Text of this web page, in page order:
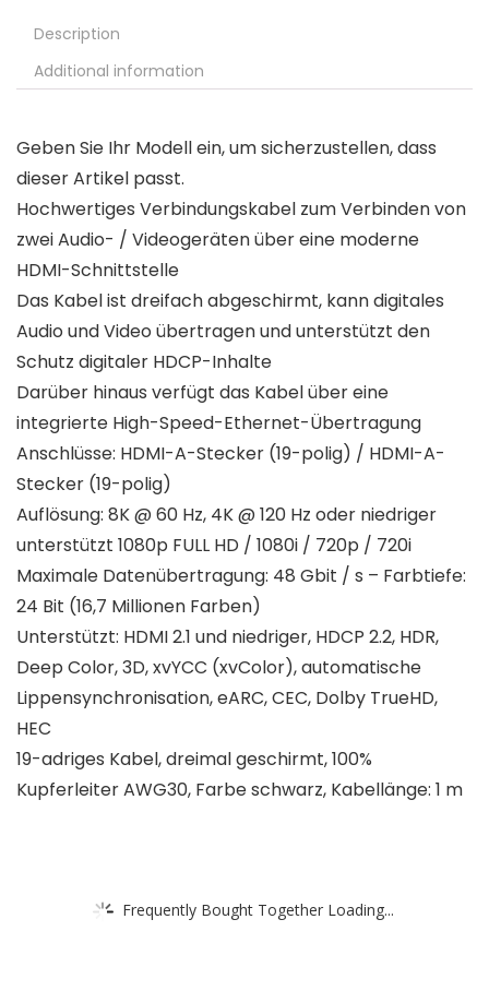
Description
Additional information
Geben Sie Ihr Modell ein, um sicherzustellen, dass
dieser Artikel passt.
Hochwertiges Verbindungskabel zum Verbinden von
zwei Audio- / Videogeräten über eine moderne
HDMI-Schnittstelle
Das Kabel ist dreifach abgeschirmt, kann digitales
Audio und Video übertragen und unterstützt den
Schutz digitaler HDCP-Inhalte
Darüber hinaus verfügt das Kabel über eine
integrierte High-Speed-Ethernet-Übertragung
Anschlüsse: HDMI-A-Stecker (19-polig) / HDMI-A-
Stecker (19-polig)
Auflösung: 8K @ 60 Hz, 4K @ 120 Hz oder niedriger
unterstützt 1080p FULL HD / 1080i / 720p / 720i
Maximale Datenübertragung: 48 Gbit / s – Farbtiefe:
24 Bit (16,7 Millionen Farben)
Unterstützt: HDMI 2.1 und niedriger, HDCP 2.2, HDR,
Deep Color, 3D, xvYCC (xvColor), automatische
Lippensynchronisation, eARC, CEC, Dolby TrueHD,
HEC
19-adriges Kabel, dreimal geschirmt, 100%
Kupferleiter AWG30, Farbe schwarz, Kabellänge: 1 m
Frequently Bought Together Loading...